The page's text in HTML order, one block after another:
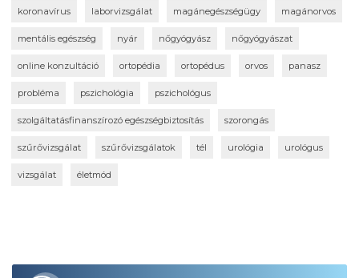
koronavírus laborvizsgálat magánegészségügy magánorvos
mentális egészség nyár nőgyógyász nőgyógyászat
online konzultáció ortopédia ortopédus orvos panasz
probléma pszichológia pszichológus
szolgáltatásfinanszírozó egészségbiztosítás szorongás
szűrővizsgálat szűrővizsgálatok tél urológia urológus
vizsgálat életmód